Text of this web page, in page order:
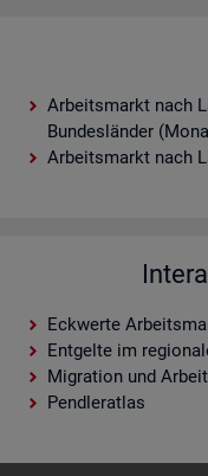
Arbeitsmarkt nach
Bundesländer
Arbeitsmarkt nach
Eckwerte
Entgelte im
Migration und
Pendleratlas